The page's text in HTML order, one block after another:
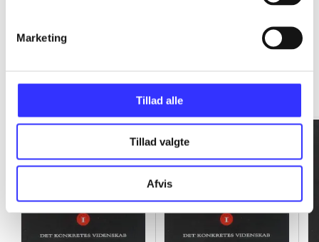
Marketing
Tillad alle
Tillad valgte
Afvis
Gå til serien